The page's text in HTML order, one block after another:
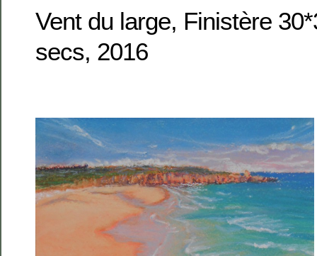
Vent du large, Finistère
secs, 2016